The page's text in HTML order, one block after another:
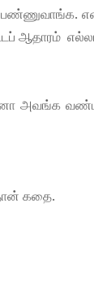
ஆதாரம்
அவங்க
கதை.